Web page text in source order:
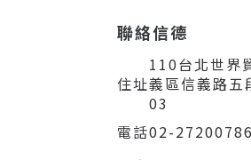
聯絡信德
住址
110台北世界
義區信義路
03
電話02-27200786